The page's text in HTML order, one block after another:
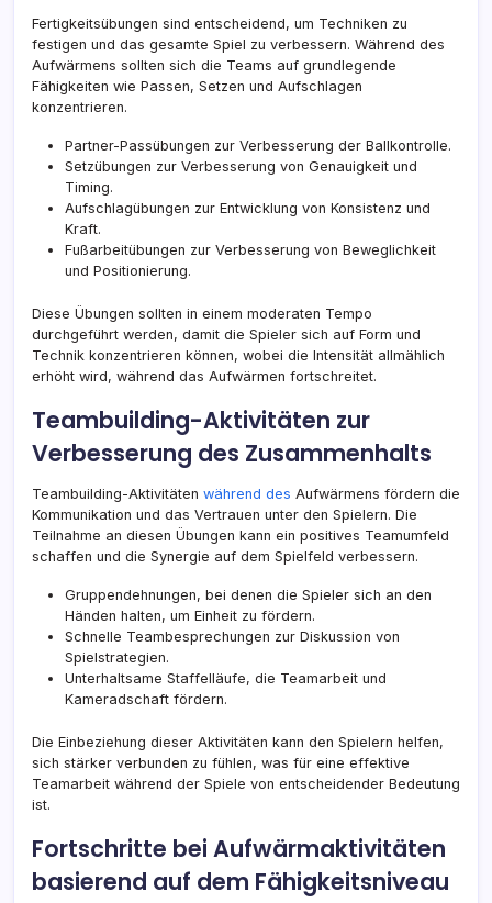
Fertigkeitsübungen sind entscheidend, um Techniken zu
festigen und das gesamte Spiel zu verbessern. Während des
Aufwärmens sollten sich die Teams auf grundlegende
Fähigkeiten wie Passen, Setzen und Aufschlagen
konzentrieren.
Partner-Passübungen zur Verbesserung der Ballkontrolle.
Setzübungen zur Verbesserung von Genauigkeit und
Timing.
Aufschlagübungen zur Entwicklung von Konsistenz und
Kraft.
Fußarbeitübungen zur Verbesserung von Beweglichkeit
und Positionierung.
Diese Übungen sollten in einem moderaten Tempo
durchgeführt werden, damit die Spieler sich auf Form und
Technik konzentrieren können, wobei die Intensität allmählich
erhöht wird, während das Aufwärmen fortschreitet.
Teambuilding-Aktivitäten zur
Verbesserung des Zusammenhalts
Teambuilding-Aktivitäten während des Aufwärmens fördern die
Kommunikation und das Vertrauen unter den Spielern. Die
Teilnahme an diesen Übungen kann ein positives Teamumfeld
schaffen und die Synergie auf dem Spielfeld verbessern.
Gruppendehnungen, bei denen die Spieler sich an den
Händen halten, um Einheit zu fördern.
Schnelle Teambesprechungen zur Diskussion von
Spielstrategien.
Unterhaltsame Staffelläufe, die Teamarbeit und
Kameradschaft fördern.
Die Einbeziehung dieser Aktivitäten kann den Spielern helfen,
sich stärker verbunden zu fühlen, was für eine effektive
Teamarbeit während der Spiele von entscheidender Bedeutung
ist.
Fortschritte bei Aufwärmaktivitäten
basierend auf dem Fähigkeitsniveau